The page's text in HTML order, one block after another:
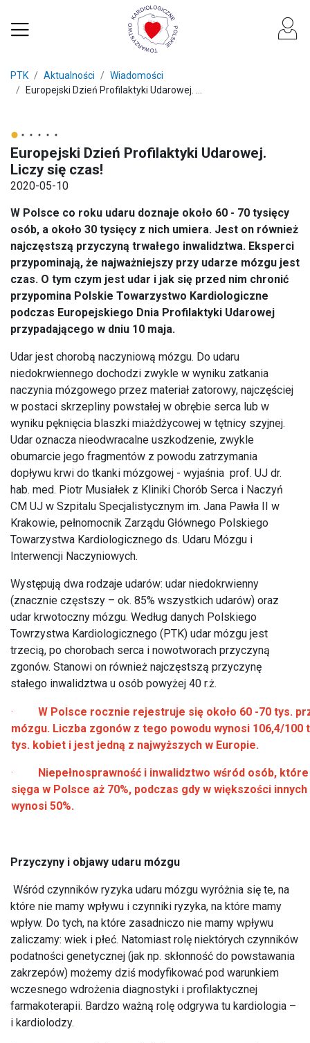
PTK Aktualności
Wiadomości
Europejski Dzień Profilaktyki Udarowej. ...
Europejski Dzień Profilaktyki Udarowej.
Liczy się czas!
2020-05-10
W Polsce co roku udaru doznaje około 60 - 70 tysięcy
osób, a około 30 tysięcy z nich umiera. Jest on również
najczęstszą przyczyną trwałego inwalidztwa. Eksperci
przypominają, że najważniejszy przy udarze mózgu jest
czas. O tym czym jest udar i jak się przed nim chronić
przypomina Polskie Towarzystwo Kardiologiczne
podczas Europejskiego Dnia Profilaktyki Udarowej
przypadającego w dniu 10 maja.
Udar jest chorobą naczyniową mózgu. Do udaru
niedokrwiennego dochodzi zwykle w wyniku zatkania
naczynia mózgowego przez materiał zatorowy, najczęściej
w postaci skrzepliny powstałej w obrębie serca lub w
wyniku pęknięcia blaszki miażdżycowej w tętnicy szyjnej.
Udar oznacza nieodwracalne uszkodzenie, zwykle
obumarcie jego fragmentów z powodu zatrzymania
dopływu krwi do tkanki mózgowej - wyjaśnia prof. UJ dr.
hab. med. Piotr Musiałek z Kliniki Chorób Serca i Naczyń
CM UJ w Szpitalu Specjalistycznym im. Jana Pawła II w
Krakowie, pełnomocnik Zarządu Głównego Polskiego
Towarzystwa Kardiologicznego ds. Udaru Mózgu i
Interwencji Naczyniowych.
Występują dwa rodzaje udarów: udar niedokrwienny
(znacznie częstszy – ok. 85% wszystkich udarów) oraz
udar krwotoczny mózgu. Według danych Polskiego
Towrzystwa Kardiologicznego (PTK) udar mózgu jest
trzecią, po chorobach serca i nowotworach przyczyną
zgonów. Stanowi on również najczęstszą przyczynę
stałego inwalidztwa u osób powyżej 40 r.ż.
· W Polsce rocznie rejestruje się około 60 -70 tys.
mózgu. Liczba zgonów z tego powodu wynosi 106,4/100
tys. kobiet i jest jedną z najwyższych w Europie.
· Niepełnosprawność i inwalidztwo wśród osób,
sięga w Polsce aż 70%, podczas gdy w większości
wynosi 50%.
Przyczyny i objawy udaru mózgu
Wśród czynników ryzyka udaru mózgu wyróżnia się te, na
które nie mamy wpływu i czynniki ryzyka, na które mamy
wpływ. Do tych, na które zasadniczo nie mamy wpływu
zaliczamy: wiek i płeć. Natomiast rolę niektórych czynników
podatności genetycznej (jak np. skłonność do powstawania
zakrzepów) możemy dziś modyfikować pod warunkiem
wczesnego wdrożenia diagnostyki i profilaktycznej
farmakoterapii. Bardzo ważną rolę odgrywa tu kardiologia –
i kardiolodzy.